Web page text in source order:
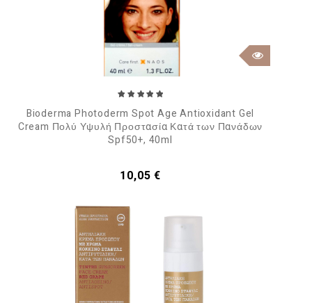
Bioderma Photoderm Spot Age Antioxidant Gel
Cream Πολύ Υψυλή Προστασία Κατά των Πανάδων
Spf50+, 40ml
Τιμή
10,05 €